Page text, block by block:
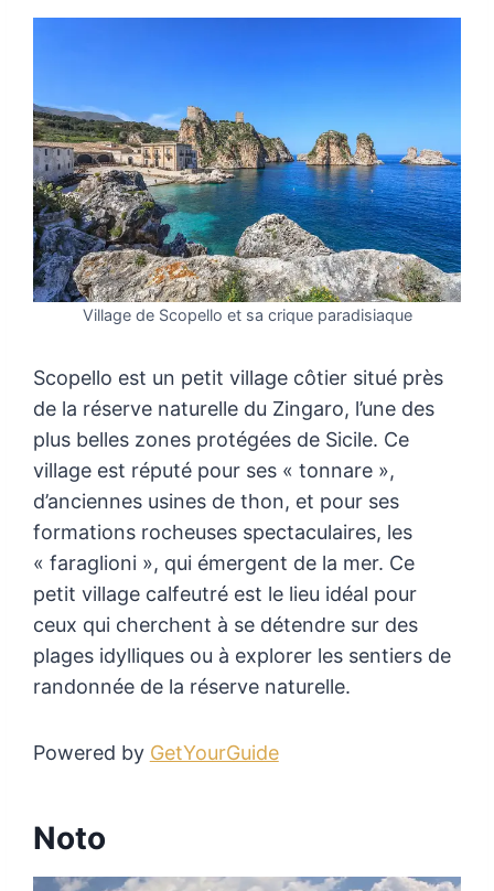
Village de Scopello et sa crique paradisiaque
Scopello est un petit village côtier situé près
de la réserve naturelle du Zingaro, l’une des
plus belles zones protégées de Sicile. Ce
village est réputé pour ses « tonnare »,
d’anciennes usines de thon, et pour ses
formations rocheuses spectaculaires, les
« faraglioni », qui émergent de la mer. Ce
petit village calfeutré est le lieu idéal pour
ceux qui cherchent à se détendre sur des
plages idylliques ou à explorer les sentiers de
randonnée de la réserve naturelle.
Powered by GetYourGuide
Noto